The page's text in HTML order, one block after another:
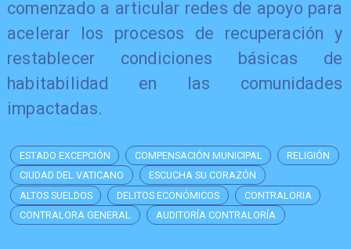
comenzado a articular redes de apoyo para
acelerar los procesos de recuperación y
restablecer condiciones básicas de
habitabilidad en las comunidades
impactadas.
ESTADO EXCEPCIÓN COMPENSACIÓN MUNICIPAL
RELIGIÓN
CIUDAD DEL VATICANO
ESCUCHA SU CORAZÓN
ALTOS SUELDOS
DELITOS ECONÓMICOS
CONTRALORIA
CONTRALORA GENERAL
AUDITORÍA CONTRALORÍA